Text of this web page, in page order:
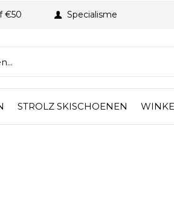
STROLZ SKISCHOENEN
€50 Specialisme